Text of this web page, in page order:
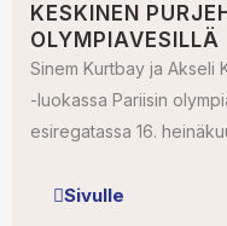
KESKINEN
OLYMPIAVESILLÄ
Sinem Kurtbay ja Akseli
-luokassa Pariisin
esiregatassa 16.
Sivulle